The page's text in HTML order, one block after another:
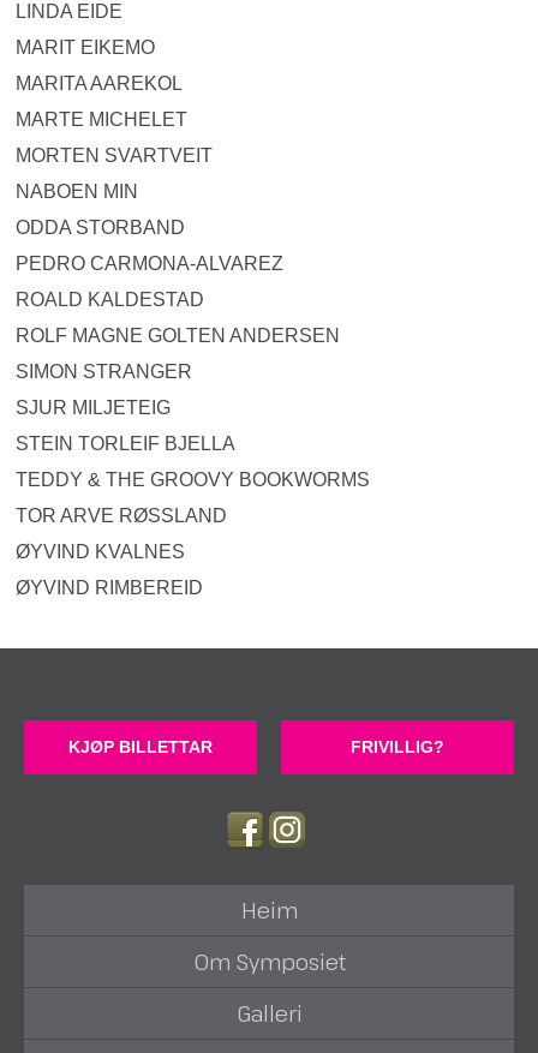
LINDA EIDE
MARIT EIKEMO
MARITA AAREKOL
MARTE MICHELET
MORTEN SVARTVEIT
NABOEN MIN
ODDA STORBAND
PEDRO CARMONA-ALVAREZ
ROALD KALDESTAD
ROLF MAGNE GOLTEN ANDERSEN
SIMON STRANGER
SJUR MILJETEIG
STEIN TORLEIF BJELLA
TEDDY & THE GROOVY BOOKWORMS
TOR ARVE RØSSLAND
ØYVIND KVALNES
ØYVIND RIMBEREID
KJØP BILLETTAR FRIVILLIG?
Heim
Om Symposiet
Galleri